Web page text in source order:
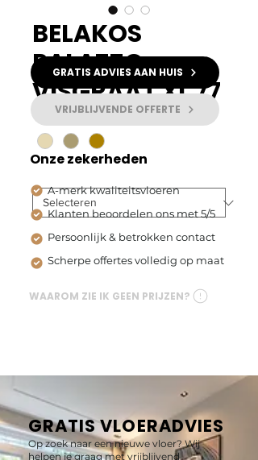
BELAKOS
PALAZZO
VISGRAAT XL 77
Kleur *
I'm a product description. I'm
a great place to add more
such as sizing, material, care
GRATIS ADVIES AAN HUIS
VRIJBLIJVENDE OFFERTE
Onze zekerheden
A-merk kwaliteitsvloeren
Klanten beoordelen ons met 5/5
Persoonlijk & betrokken contact
Scherpe offertes volledig op maat
WAAROM ZIE IK GEEN PRIJZEN?
GRATIS VLOERADVIES
Op zoek naar een nieuwe vloer? Wij
helpen je graag met vrijblijvend